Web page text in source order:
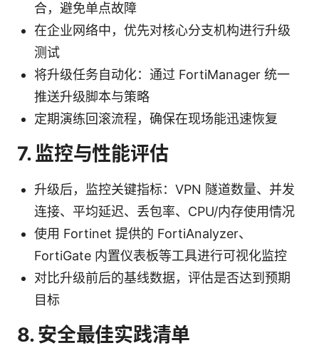
合，避免单点故障
在企业网络中，优先对核心分支机构进行升级
测试
将升级任务自动化：通过 FortiManager 统一
推送升级脚本与策略
定期演练回滚流程，确保在现场能迅速恢复
7. 监控与性能评估
升级后，监控关键指标：VPN 隧道数量、并发
连接、平均延迟、丢包率、CPU/内存使用情况
使用 Fortinet 提供的 FortiAnalyzer、
FortiGate 内置仪表板等工具进行可视化监控
对比升级前后的基线数据，评估是否达到预期
目标
8. 安全最佳实践清单